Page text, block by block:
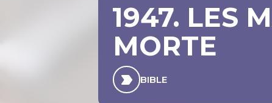
1947. LES
MORTE
BIBLE